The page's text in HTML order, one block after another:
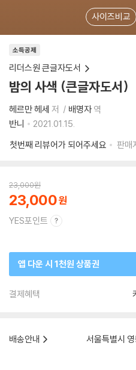
사이즈비교
소득공제
리더스원 큰글자도서
밤의 사색 (큰글자도서)
헤르만 헤세 저 배명자역
반니
2021.01.15.
첫번째 리뷰어가 되어주세요
판매
23,000원
23,000
YES포인트
앱 다운 시 1천원 상품권
결제혜택
배송안내
서울특별시